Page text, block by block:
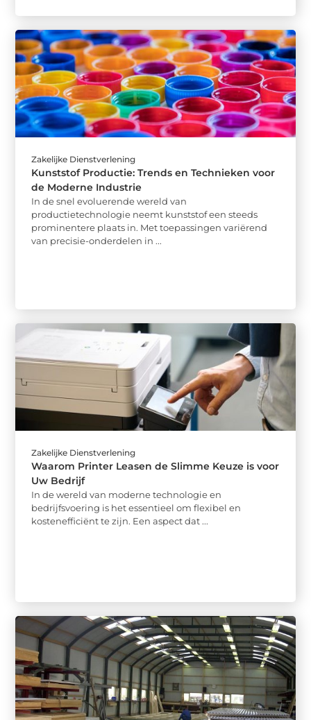
Zakelijke Dienstverlening
Kunststof Productie: Trends en Technieken voor
de Moderne Industrie
In de snel evoluerende wereld van
productietechnologie neemt kunststof een steeds
prominentere plaats in. Met toepassingen variërend
van precisie-onderdelen in ...
Zakelijke Dienstverlening
Waarom Printer Leasen de Slimme Keuze is voor
Uw Bedrijf
In de wereld van moderne technologie en
bedrijfsvoering is het essentieel om flexibel en
kostenefficiënt te zijn. Een aspect dat ...